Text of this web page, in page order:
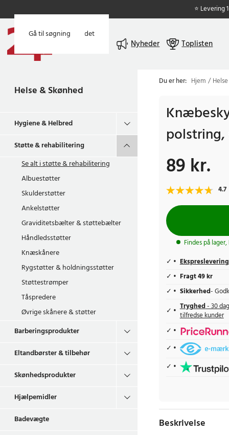
Gå til hovedindholdet
Gå til søgning
⭐ Levering
Nyheder Toplisten
Helse & Skønhed
Hygiene & Helbred
Støtte & rehabilitering
Se alt istøtte & rehabilitering
Albuestøtter
Skulderstøtter
Ankelstøtter
Graviditetsbælter & støttebælter
Håndledsstøtter
Knæskånere
Rygstøtter & holdningsstøtter
Støttestrømper
Tåspredere
Øvrige skånere & støtter
Barberingsprodukter
Eltandbørster & tilbehør
Skønhedsprodukter
Hjælpemidler
Badevægte
Du er her: Hjem
polstring,
Pris:89 kr.
89 kr.
4.7
Findes på
Ekspreslevering
Fragt 49 kr
Sikkerhed-
Tryghed- 30
tilfredse kunder
Beskrivelse